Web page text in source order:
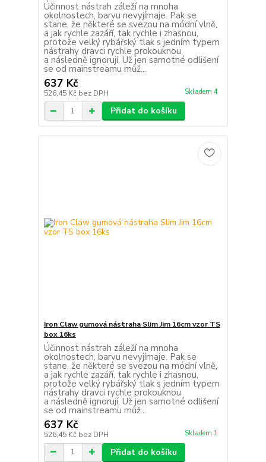
Účinnost nástrah záleží na mnoha
okolnostech, barvu nevyjímaje. Pak se
stane, že některé se svezou na módní vlně,
a jak rychle zazáří, tak rychle i zhasnou,
protože velký rybářský tlak s jedním typem
nástrahy dravci rychle prokouknou
a následně ignorují. Už jen samotné odlišení
se od mainstreamu můž...
637 Kč
526,45 Kč bez DPH Skladem 4
Přidat do košíku
Iron Claw gumová nástraha Slim Jim 16cm vzor TS
box 16ks
Účinnost nástrah záleží na mnoha
okolnostech, barvu nevyjímaje. Pak se
stane, že některé se svezou na módní vlně,
a jak rychle zazáří, tak rychle i zhasnou,
protože velký rybářský tlak s jedním typem
nástrahy dravci rychle prokouknou
a následně ignorují. Už jen samotné odlišení
se od mainstreamu můž...
637 Kč
526,45 Kč bez DPH Skladem 1
Přidat do košíku